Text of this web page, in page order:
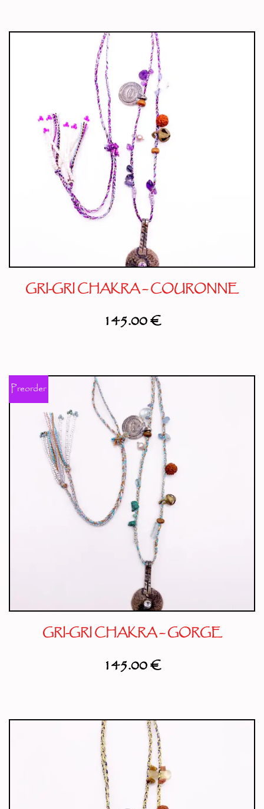
GRI-GRI CHAKRA – COURONNE
145.00€
GRI-GRI CHAKRA – GORGE
Preorder
145.00€